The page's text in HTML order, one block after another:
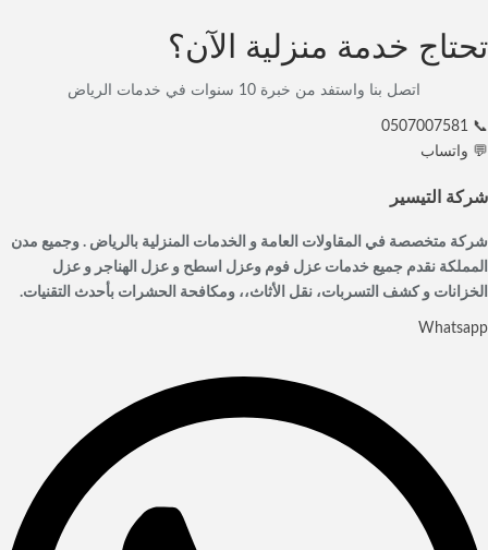
تحتاج خدمة منزلية الآن؟
اتصل بنا واستفد من خبرة 10 سنوات في خدمات الرياض
📞 0507007581
💬 واتساب
شركة التيسير
شركة متخصصة في المقاولات العامة و الخدمات المنزلية بالرياض . وجميع مدن
المملكة نقدم جميع خدمات عزل فوم وعزل اسطح و عزل الهناجر و عزل
الخزانات و كشف التسربات، نقل الأثاث،، ومكافحة الحشرات بأحدث التقنيات.
Whatsapp